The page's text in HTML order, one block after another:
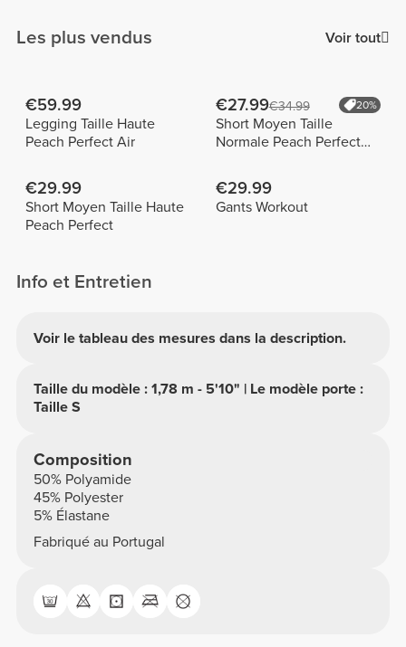
Les plus vendus Voir tout
€59.99
Legging Taille Haute
Peach Perfect Air
€27.99€34.99 20%
Short Moyen Taille
Normale Peach Perfect
€29.99
Short Moyen Taille Haute
Peach Perfect
€29.99
Gants Workout
Info et Entretien
Voir le tableau des mesures dans la description.
Taille du modèle : 1,78 m - 5'10" | Le modèle porte :
Taille S
Composition
50% Polyamide
45% Polyester
5% Élastane
Fabriqué au Portugal